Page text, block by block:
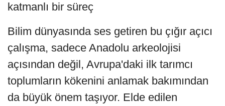
katmanlı bir süreç
Bilim dünyasında ses getiren bu çığır açıcı
çalışma, sadece Anadolu arkeolojisi
açısından değil, Avrupa'daki ilk tarımcı
toplumların kökenini anlamak bakımından
da büyük önem taşıyor. Elde edilen